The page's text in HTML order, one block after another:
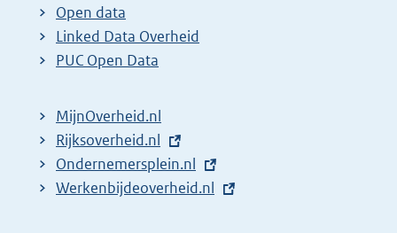
t
e
r
l
i
n
k
Open data
Linked Data Overheid
PUC Open Data
MijnOverheid.nl
E
x
t
Rijksoverheid.nl
E
x
Ondernemersplein.nl
E
Werkenbijdeoverheid.nl